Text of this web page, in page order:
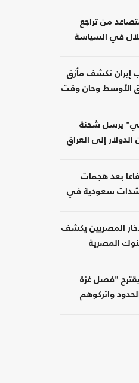
من تراجع
في السياسة
إيران تكشف مأزق
الأوسط وحان وقت
يرسل شحنة
إلى العراق
بعد هجمات
سعودية في
المصريين يكشف
المصرية
"فصل غزة
واتركوهم